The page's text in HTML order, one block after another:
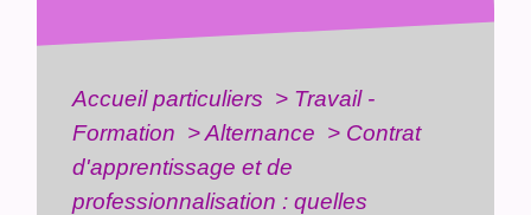
Accueil particuliers > Travail -
Formation >Alternance > Contrat
d'apprentissage et de
professionnalisation : quelles